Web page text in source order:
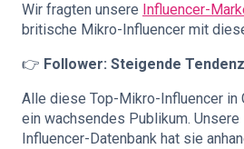
Wir fragten unsere Influencer-
britische Mikro-Influencer mit
👉 Follower: Steigende Tendenz
Alle diese Top-Mikro-Influencer in
ein wachsendes Publikum.
Influencer-Datenbank hat sie